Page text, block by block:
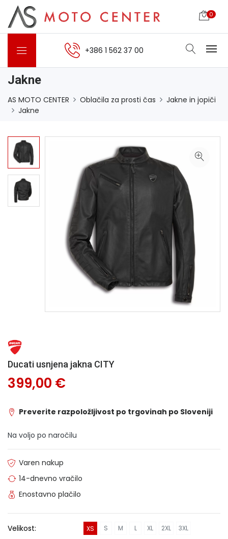
0
+386 1 562 37 00
Jakne
AS MOTO CENTER Oblačila za prosti čas
Jakne in jopiči
Jakne
Ducati usnjena jakna CITY
399,00 €
Preverite razpoložljivost po trgovinah po Sloveniji
Na voljo po naročilu
Varen nakup
14-dnevno vračilo
Enostavno plačilo
Velikost: XS S M L XL 2XL 3XL